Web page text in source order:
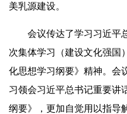
美乳源建设。
会议传达了学习习近平
次集体学习（建设文化强国
化思想学习纲要》精神。会
习领会习近平总书记重要讲
纲要》，更加自觉用以指导